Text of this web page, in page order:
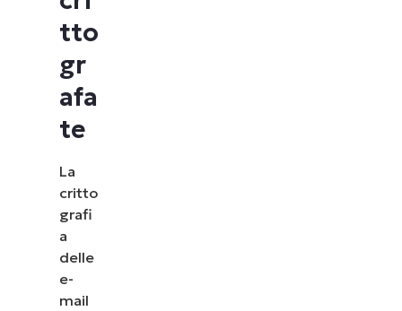
tto
gr
afa
te
La
critto
grafi
a
delle
e-
mail